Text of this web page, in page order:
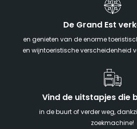
De Grand Est
en genieten van de enorme
en wijntoeristische verscheidenheid
Vind de uitstapjes die
in de buurt of verder weg,
zoekmachine!